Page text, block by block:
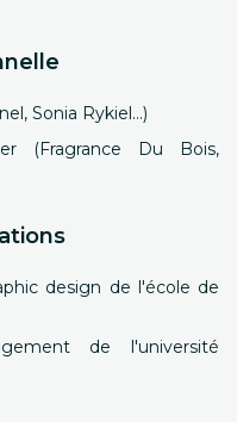
Sonia Rykiel...)
(Fragrance Du Bois,
design de l'école de
de l'université